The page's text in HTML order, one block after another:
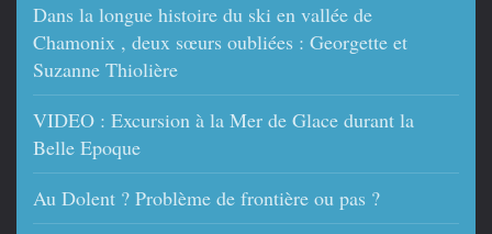
Dans la longue histoire du ski en vallée de
Chamonix , deux sœurs oubliées : Georgette et
Suzanne Thiolière
VIDEO : Excursion à la Mer de Glace durant la
Belle Epoque
Au Dolent ? Problème de frontière ou pas ?